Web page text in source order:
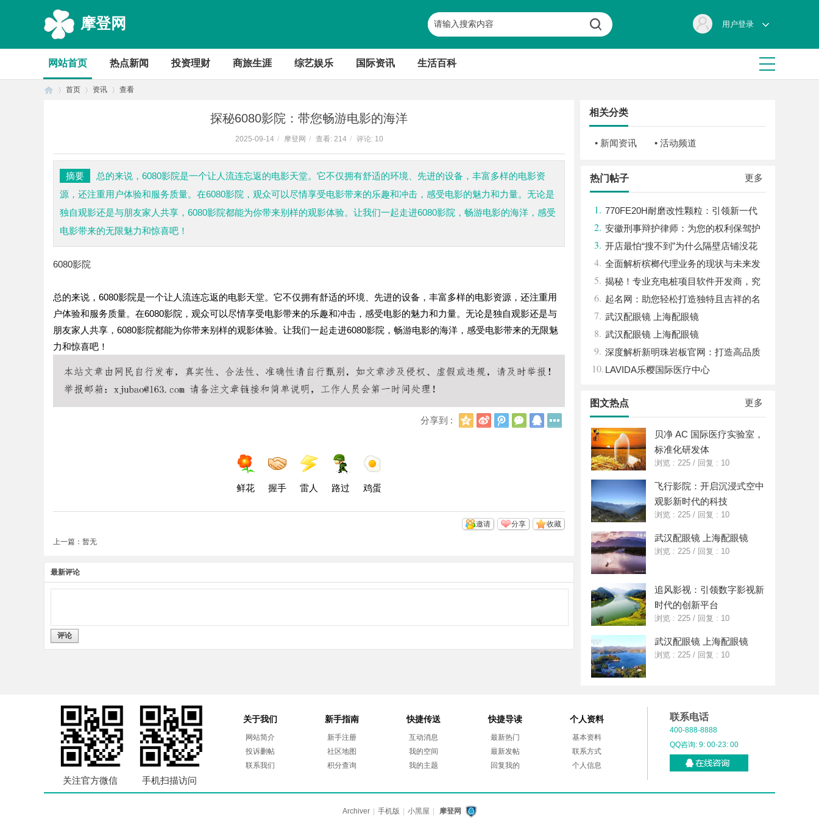
摩登网 用户登录
网站首页 热点新闻 投资理财 商旅生涯 综艺娱乐 国际资讯 生活百科
首页 资讯 查看
探秘6080影院：带您畅游电影的海洋
2025-09-14 / 摩登网 / 查看: 214 / 评论: 10
摘要
总的来说，6080影院是一个让人流连忘返的电影天堂。它不仅拥有舒适的环境、先进的设备，丰富多样的电影资
源，还注重用户体验和服务质量。在6080影院，观众可以尽情享受电影带来的乐趣和冲击，感受电影的魅力和力量。无论是
独自观影还是与朋友家人共享，6080影院都能为你带来别样的观影体验。让我们一起走进6080影院，畅游电影的海洋，感受
电影带来的无限魅力和惊喜吧！
6080影院
总的来说，6080影院是一个让人流连忘返的电影天堂。它不仅拥有舒适的环境、先进的设备，丰富多样的电影资源，还注重用
户体验和服务质量。在6080影院，观众可以尽情享受电影带来的乐趣和冲击，感受电影的魅力和力量。无论是独自观影还是与
朋友家人共享，6080影院都能为你带来别样的观影体验。让我们一起走进6080影院，畅游电影的海洋，感受电影带来的无限魅
力和惊喜吧！
分享到 :
Q
新
浪
腾
讯
微
信
Q
鲜花 握手 雷人 路过 鸡蛋
收藏
分享
邀请
上一篇：暂无
最新评论
评论
相关分类
• 新闻资讯 • 活动频道
更多
热门帖子
1. 770FE20H耐磨改性颗粒：引领新一代
材料革命
2. 安徽刑事辩护律师：为您的权利保驾护
航
3. 开店最怕“搜不到”为什么隔壁店铺没花
钱，ai却天天给他免费派单？
4. 全面解析槟榔代理业务的现状与未来发
展趋势
5. 揭秘！专业充电桩项目软件开发商，究
竟藏着哪些行业秘诀？
6. 起名网：助您轻松打造独特且吉祥的名
字攻略
7. 武汉配眼镜 上海配眼镜
8. 武汉配眼镜 上海配眼镜
9. 深度解析新明珠岩板官网：打造高品质
岩板行业标杆平台
10. LAVIDA乐樱国际医疗中心
更多
图文热点
贝净 AC 国际医疗实验室，
标准化研发体
浏览 : 225 / 回复 : 10
飞行影院：开启沉浸式空中
观影新时代的科技
浏览 : 225 / 回复 : 10
武汉配眼镜 上海配眼镜
浏览 : 225 / 回复 : 10
追风影视：引领数字影视新
时代的创新平台
浏览 : 225 / 回复 : 10
武汉配眼镜 上海配眼镜
浏览 : 225 / 回复 : 10
关注官方微信 手机扫描访问
关于我们
网站简介
投诉删帖
联系我们
新手指南
新手注册
社区地图
积分查询
快捷传送
互动消息
我的空间
我的主题
快捷导读
最新热门
最新发帖
回复我的
个人资料
基本资料
联系方式
个人信息
联系电话
400-888-8888
QQ咨询: 9: 00-23: 00
Archiver 手机版 小黑屋 摩登网